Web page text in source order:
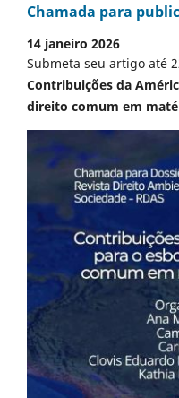
Chamada para
14 janeiro 2026
Submeta seu artigo até
Contribuições da
direito comum em